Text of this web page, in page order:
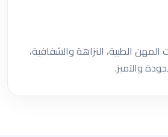
المهن الطبية، النزاهة والشفافية،
والتميز.